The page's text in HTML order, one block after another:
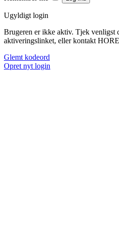
Ugyldigt login
Brugeren er ikke aktiv. Tjek venligst
aktiveringslinket, eller kontakt
Glemt kodeord
Opret nyt login